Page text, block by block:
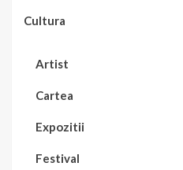
Cultura
Artist
Cartea
Expozitii
Festival